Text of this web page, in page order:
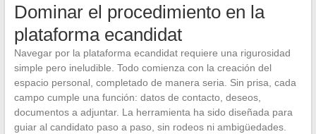
Dominar el procedimiento en la
plataforma ecandidat
Navegar por la plataforma ecandidat requiere una rigurosidad
simple pero ineludible. Todo comienza con la creación del
espacio personal, completado de manera seria. Sin prisa, cada
campo cumple una función: datos de contacto, deseos,
documentos a adjuntar. La herramienta ha sido diseñada para
guiar al candidato paso a paso, sin rodeos ni ambigüedades.